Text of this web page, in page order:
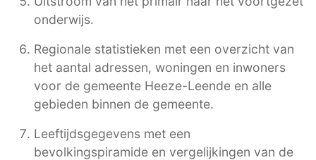
onderwijs.
Regionale statistieken met een overzicht van
het aantal adressen, woningen en inwoners
voor de gemeente Heeze-Leende en alle
gebieden binnen de gemeente.
Leeftijdsgegevens met een
bevolkingspiramide en vergelijkingen van de